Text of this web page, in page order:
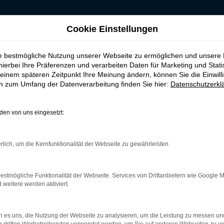
| Lieferservice
für Köln
anderen Ort. In der aktuellen Modellgeneration ist
von Budde Automobile bieten Ihnen sowohl VW Golf
hinzunehmen und steigen zu einem spürbar niedrigeren
und erläutern Ihnen alle Pluspunkte, die ein VW Golf
Network Error
Cookie Einstellungen
bestmögliche Nutzung unserer Webseite zu ermöglichen und unsere
Ihre Präferenzen und verarbeiten Daten für Marketing und
späteren Zeitpunkt Ihre Meinung ändern, können Sie die
zum Umfang der Datenverarbeitung finden Sie hier:
von uns eingesetzt:
um die Kernfunktionalität der Webseite zu gewährleisten.
Funktionalität der Webseite. Services von Drittanbietern wie Google
weitere werden aktiviert.
es uns, die Nutzung der Webseite zu analysieren, um die Leistung zu messen